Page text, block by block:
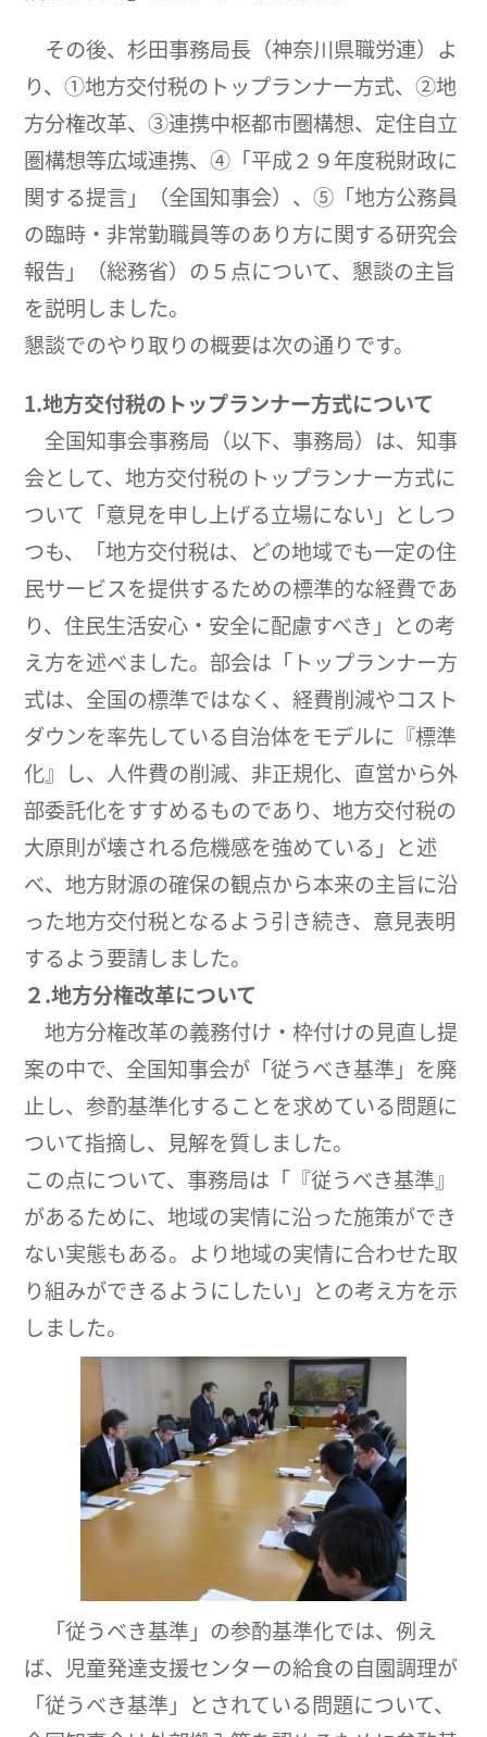
その後、杉田事務局長（神奈川県職労連）よ
り、①地方交付税のトップランナー方式、②地
方分権改革、③連携中枢都市圏構想、定住自立
圏構想等広域連携、④「平成２９年度税財政に
関する提言」（全国知事会）、⑤「地方公務員
の臨時・非常勤職員等のあり方に関する研究会
報告」（総務省）の５点について、懇談の主旨
を説明しました。
懇談でのやり取りの概要は次の通りです。
1.地方交付税のトップランナー方式について
全国知事会事務局（以下、事務局）は、知事
会として、地方交付税のトップランナー方式に
ついて「意見を申し上げる立場にない」としつ
つも、「地方交付税は、どの地域でも一定の住
民サービスを提供するための標準的な経費であ
り、住民生活安心・安全に配慮すべき」との考
え方を述べました。部会は「トップランナー方
式は、全国の標準ではなく、経費削減やコスト
ダウンを率先している自治体をモデルに『標準
化』し、人件費の削減、非正規化、直営から外
部委託化をすすめるものであり、地方交付税の
大原則が壊される危機感を強めている」と述
べ、地方財源の確保の観点から本来の主旨に沿
った地方交付税となるよう引き続き、意見表明
するよう要請しました。
２.地方分権改革について
地方分権改革の義務付け・枠付けの見直し提
案の中で、全国知事会が「従うべき基準」を廃
止し、参酌基準化することを求めている問題に
ついて指摘し、見解を質しました。
この点について、事務局は「『従うべき基準』
があるために、地域の実情に沿った施策ができ
ない実態もある。より地域の実情に合わせた取
り組みができるようにしたい」との考え方を示
しました。
「従うべき基準」の参酌基準化では、例え
ば、児童発達支援センターの給食の自園調理が
「従うべき基準」とされている問題について、